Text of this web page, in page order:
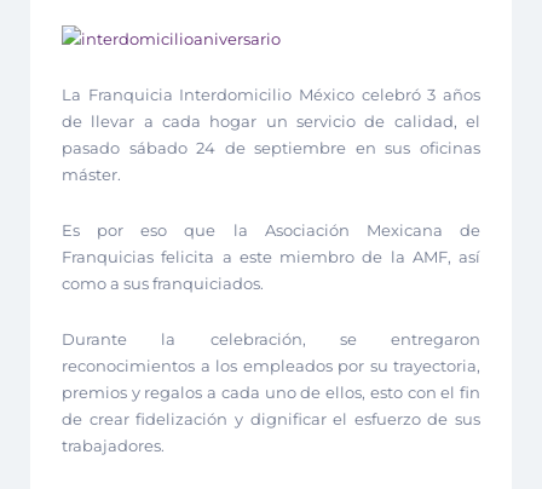
La Franquicia Interdomicilio México celebró 3 años
de llevar a cada hogar un servicio de calidad, el
pasado sábado 24 de septiembre en sus oficinas
máster.
Es por eso que la Asociación Mexicana de
Franquicias felicita a este miembro de la AMF, así
como a sus franquiciados.
Durante la celebración, se entregaron
reconocimientos a los empleados por su trayectoria,
premios y regalos a cada uno de ellos, esto con el fin
de crear fidelización y dignificar el esfuerzo de sus
trabajadores.